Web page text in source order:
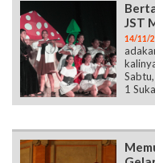
JST
14/11/
1